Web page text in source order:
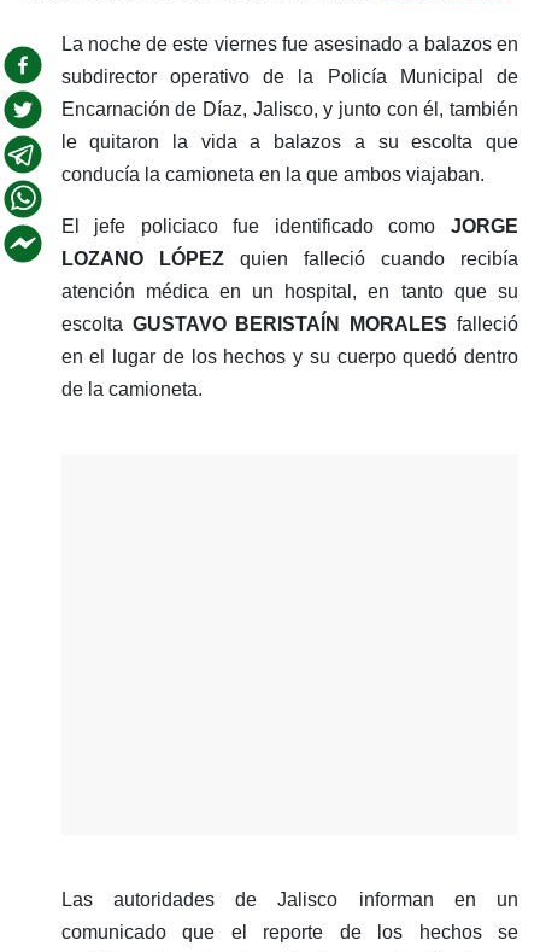
La noche de este viernes fue asesinado a balazos en
subdirector operativo de la Policía Municipal de
Encarnación de Díaz, Jalisco, y junto con él, también
le quitaron la vida a balazos a su escolta que
conducía la camioneta en la que ambos viajaban.
El jefe policiaco fue identificado como JORGE
LOZANO LÓPEZquien falleció cuando recibía
atención médica en un hospital, en tanto que su
escolta GUSTAVO BERISTAÍN MORALES falleció
en el lugar de los hechos y su cuerpo quedó dentro
de la camioneta.
Las autoridades de Jalisco informan en un
comunicado que el reporte de los hechos se